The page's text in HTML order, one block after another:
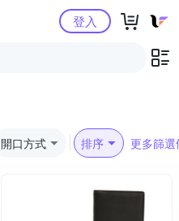
Yahoo購物中心登入
開口方式 排序 更多篩選